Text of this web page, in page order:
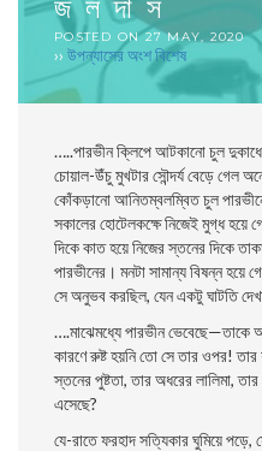
জলদাস
POSTED ON27 MAY, 2020
›› উপন্যাসের অংশ বিশেষ
…..পারভীন ক্লিপে আটকানাে চুল
চোয়াল-উঁচু মুখটার সৌন্দর্য বেড়ে গেল
কোঁকড়ানােআনিতম্বলম্বিত চুল
সকালের হােটেলকক্ষে নিজেই মুগ্ধ
দিকে কাত হয়ে নিজের স্তনের দিকে
পারভীনের। মনটা সামান্য বিষন্ন
সে অনুভব করছিল, যেন একটু ঘাটতি
….মাঝেমধ্যে পারভীন ভেবেছে—তাকে
কারণে রুষ্ট হয়নি তাে সে তার ওপর!
স্তনের পুষ্টতা, তার অধরের লালিমা,
এসেছে?
যে-রাতে ফরহাদ সত্যিকার ঘুমিয়ে পড়ে,